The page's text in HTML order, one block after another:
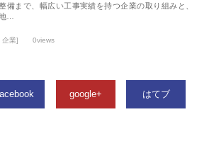
備まで、幅広い工事実績を持つ企業の取り組みと、
…
企業] 0views
google+ はてブ